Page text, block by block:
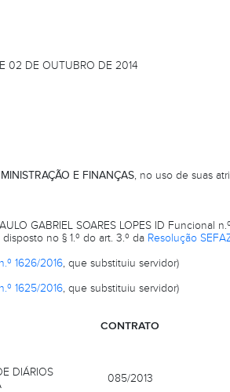
02 DE OUTUBRO DE 2014
E FINANÇAS, no uso de suas
GABRIEL SOARES LOPES ID
no § 1.º do art. 3.º da Resolução
1626/2016, que substituiu servidor)
1625/2016, que substituiu servidor)
CONTRATO
DIÁRIOS
085/2013